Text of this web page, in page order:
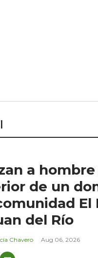
a
de un
El
del Río
Chavero Aug 06, 2026